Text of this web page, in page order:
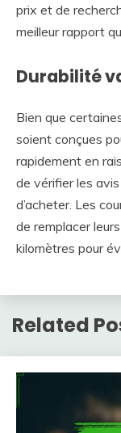
prix et de
meilleur rapport
Durabilité
Bien que
soient conçues
rapidement en
de vérifier les
d’acheter. Les
de remplacer
kilomètres pour
Related